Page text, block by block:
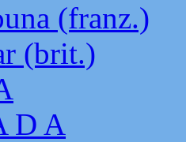
(franz.)
(brit.)
D A